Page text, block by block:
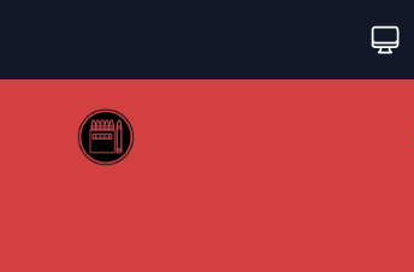
Web coloriage